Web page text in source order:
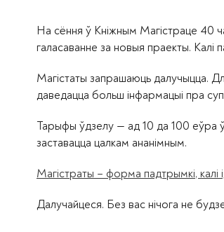
На сёння ў Кніжным Магістраце 40
галасаванне за новыя праекты. Калі
Магістаты запрашаюць далучыцца.
даведацца больш інфармацыі пра
Тарыфы ўдзелу — ад 10 да 100 еўра
заставацца цалкам ананімным.
Магістраты – форма падтрымкі, калі
Далучайцеся. Без вас нічога не